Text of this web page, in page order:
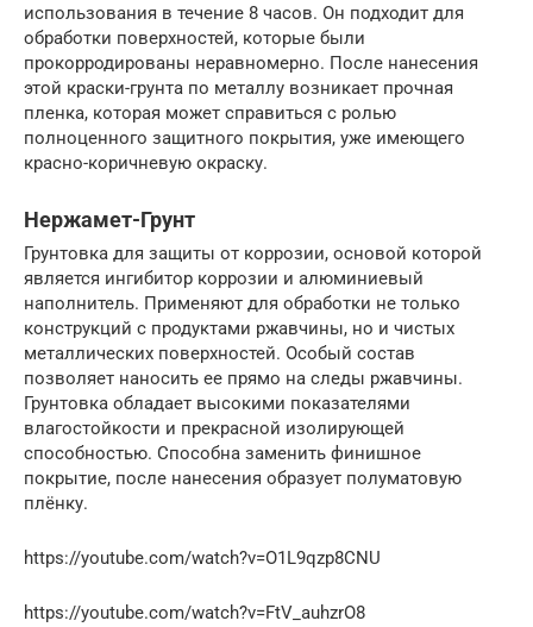
использования в течение 8 часов. Он подходит для
обработки поверхностей, которые были
прокорродированы неравномерно. После нанесения
этой краски-грунта по металлу возникает прочная
пленка, которая может справиться с ролью
полноценного защитного покрытия, уже имеющего
красно-коричневую окраску.
Нержамет-Грунт
Грунтовка для защиты от коррозии, основой которой
является ингибитор коррозии и алюминиевый
наполнитель. Применяют для обработки не только
конструкций с продуктами ржавчины, но и чистых
металлических поверхностей. Особый состав
позволяет наносить ее прямо на следы ржавчины.
Грунтовка обладает высокими показателями
влагостойкости и прекрасной изолирующей
способностью. Способна заменить финишное
покрытие, после нанесения образует полуматовую
плёнку.
https://youtube.com/watch?v=O1L9qzp8CNU
https://youtube.com/watch?v=FtV_auhzrO8